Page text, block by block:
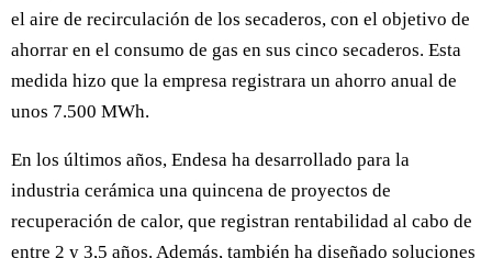
el aire de recirculación de los secaderos, con el objetivo de
ahorrar en el consumo de gas en sus cinco secaderos. Esta
medida hizo que la empresa registrara un ahorro anual de
unos 7.500 MWh.
En los últimos años, Endesa ha desarrollado para la
industria cerámica una quincena de proyectos de
recuperación de calor, que registran rentabilidad al cabo de
entre 2 y 3,5 años. Además, también ha diseñado soluciones